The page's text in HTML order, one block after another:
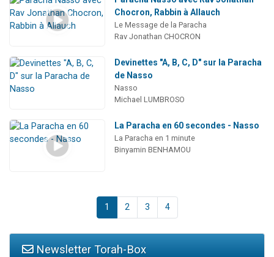
Chocron, Rabbin à Allauch
Le Message de la Paracha
Rav Jonathan CHOCRON
Devinettes "A, B, C, D" sur la Paracha
de Nasso
Nasso
Michael LUMBROSO
La Paracha en 60 secondes - Nasso
La Paracha en 1 minute
Binyamin BENHAMOU
1 2 3 4
Newsletter Torah-Box